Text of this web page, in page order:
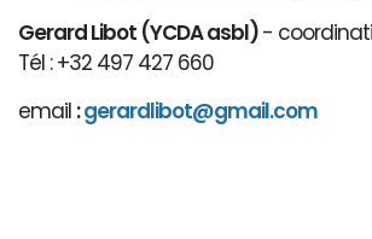
Gerard Libot (YCDA asbl)-
Tél : +32 497 427 660
email :gerardlibot@gmail.com